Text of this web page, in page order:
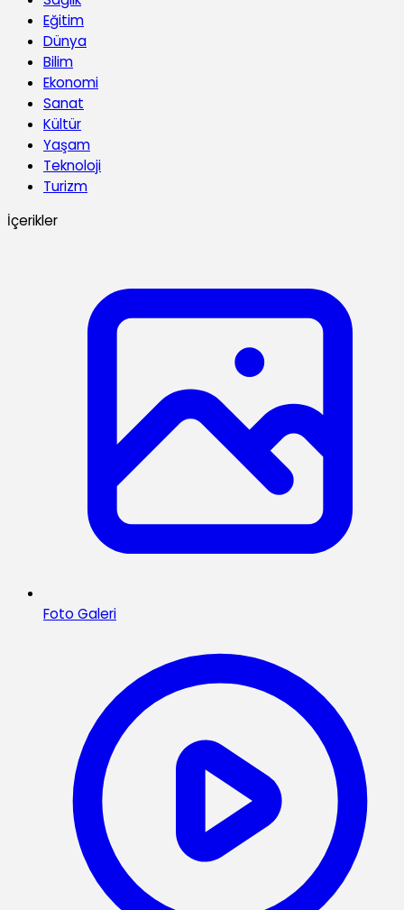
Eğitim
Dünya
Bilim
Ekonomi
Sanat
Kültür
Yaşam
Teknoloji
Turizm
İçerikler
Foto Galeri